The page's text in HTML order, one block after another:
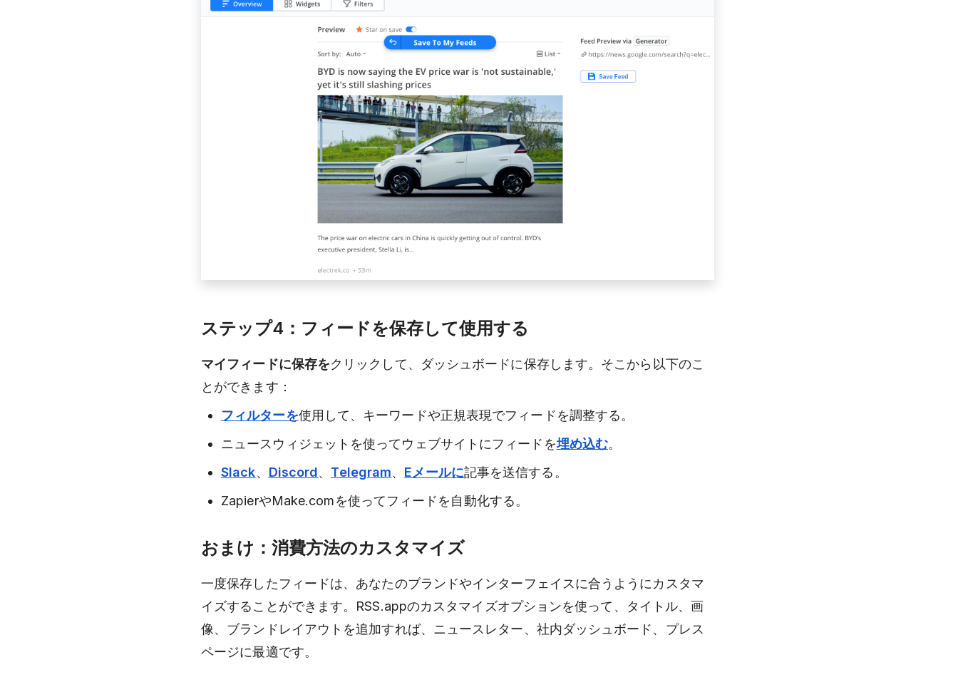
ステップ4：フィードを保存して使用する
マイフィードに保存をクリックして、ダッシュボードに保存します。そこから以下のこ
とができます：
フィルターを使用して、キーワードや正規表現でフィードを調整する。
ニュースウィジェットを使ってウェブサイトにフィードを埋め込む。
Slack、 Discord、 Telegram、 Eメールに記事を送信する。
ZapierやMake.comを使ってフィードを自動化する。
おまけ：消費方法のカスタマイズ
一度保存したフィードは、あなたのブランドやインターフェイスに合うようにカスタマ
イズすることができます。RSS.appのカスタマイズオプションを使って、タイトル、画
像、ブランドレイアウトを追加すれば、ニュースレター、社内ダッシュボード、プレス
ページに最適です。